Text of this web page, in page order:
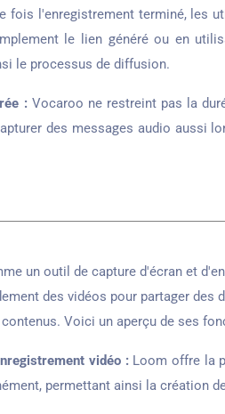
fois l'enregistrement terminé, les
le lien généré ou en
le processus de diffusion.
:Vocaroo ne restreint pas la
des messages audio aussi
un outil de capture d'écran et
des vidéos pour partager des
Voici un aperçu de ses
vidéo :Loom offre la
permettant ainsi la création